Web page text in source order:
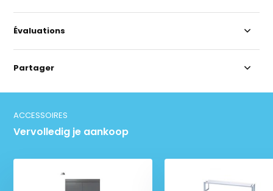
Évaluations
Partager
ACCESSOIRES
Vervolledig je aankoop